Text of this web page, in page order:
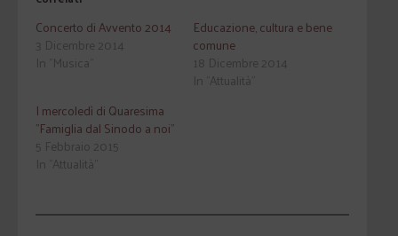
Concerto di Avvento 2014
3 Dicembre 2014
In "Musica"
Educazione, cultura e bene
comune
18 Dicembre 2014
In "Attualità"
I mercoledì di Quaresima
"Famiglia dal Sinodo a noi"
5 Febbraio 2015
In "Attualità"